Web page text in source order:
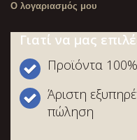
O λογαριασμός μου
Γιατί να μας
Προϊόντα
Άριστη
πώληση